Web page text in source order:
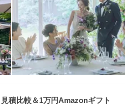
積比較＆1万円Amazonギフト